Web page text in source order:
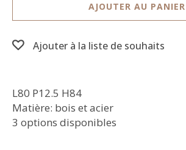
AJOUTER AU PANIER
Ajouter à la liste de souhaits
L80 P12.5 H84
Matière: bois et acier
3 options disponibles